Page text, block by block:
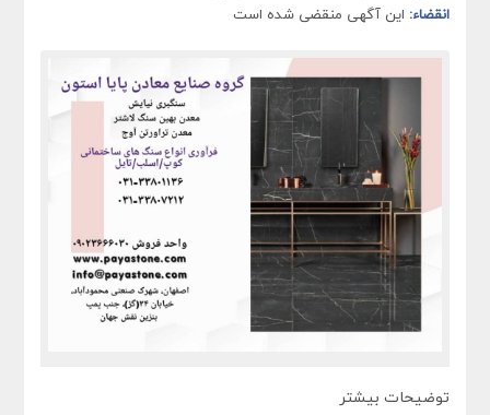
انقضاء: این آگهی منقضی شده است
توضیحات بیشتر